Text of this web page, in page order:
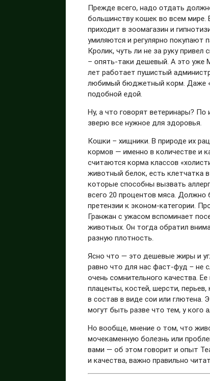
Прежде всего, надо отдать
большинству кошек во всем мире.
приходит в зоомагазин и
умиляются и регулярно покупают
Кролик, чуть ли не за руку
– опять-таки дешевый. А это уже
лет работает пушистый
любимый бюджетный корм. Даже
подобной едой.
Ну, а что говорят ветеринары?
зверю все нужное для здоровья.
Кошки – хищники. В природе их
кормов — именно в количестве и
считаются корма классов
животный белок, есть клетчатка
которые способны вызвать
всего 20 процентов мяса.
претензии к эконом-категории.
Гранжан с ужасом вспоминает
животных. Он тогда обратил
разную плотность.
Ясно что — это дешевые жиры и
равно что для нас фаст-фуд – не
очень сомнительного качества.
плаценты, костей, шерсти,
в состав в виде сои или глютена.
могут быть разве что тем, у кого
Но вообще, мнение о том, что
мочекаменную болезнь или
вами — об этом говорит и опыт
и качества, важно правильно